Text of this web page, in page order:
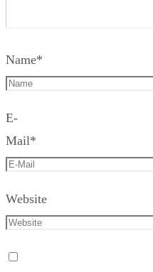
Name*
E-
Mail*
Website